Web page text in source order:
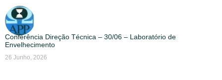
Conferência Direção Técnica – 30/06 – Laboratório de
Envelhecimento
26 Junho, 2026